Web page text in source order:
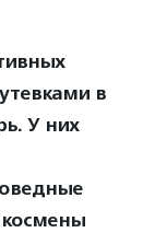
в
У них